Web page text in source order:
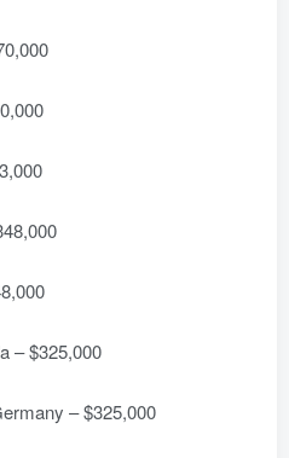
– $325,000
– $325,000